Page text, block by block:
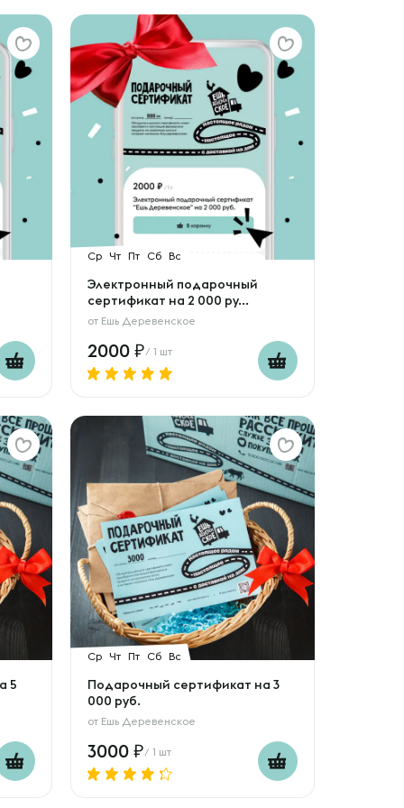
Ср Чт Пт Сб Вс
Электронный подарочный
сертификат на 2 000 ру...
от Ешь Деревенское
2000 / 1 шт
5
Ср Чт Пт Сб Вс
Подарочный сертификат на 3
000 руб.
от Ешь Деревенское
3000 / 1 шт